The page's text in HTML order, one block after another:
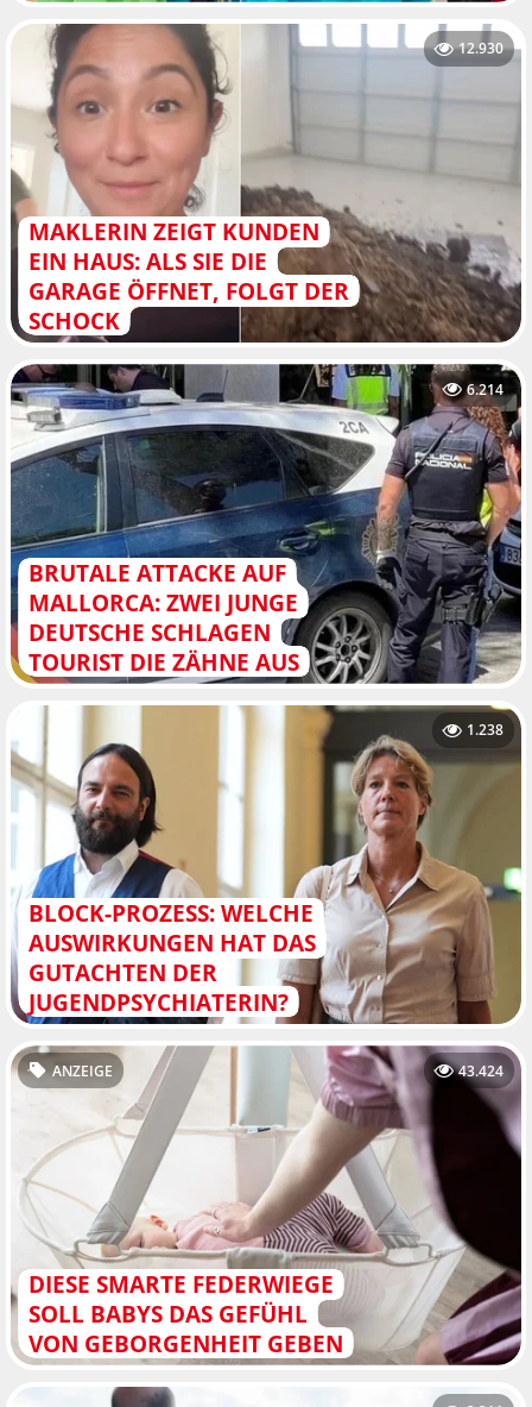
MAKLERIN ZEIGT KUNDEN
EIN HAUS: ALS SIE DIE
GARAGE ÖFFNET, FOLGT DER
SCHOCK
12.930
BRUTALE ATTACKE AUF
MALLORCA: ZWEI JUNGE
DEUTSCHE SCHLAGEN
TOURIST DIE ZÄHNE AUS
6.214
BLOCK-PROZESS: WELCHE
AUSWIRKUNGEN HAT DAS
GUTACHTEN DER
JUGENDPSYCHIATERIN?
1.238
DIESE SMARTE FEDERWIEGE
SOLL BABYS DAS GEFÜHL
VON GEBORGENHEIT GEBEN
ANZEIGE 43.424